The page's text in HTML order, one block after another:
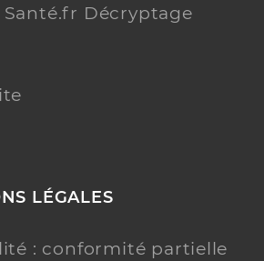
Santé.fr Décryptage
LÉGALES
: conformité partielle